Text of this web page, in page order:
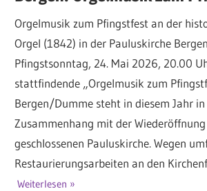
Orgelmusik zum Pfingstfest an der
Orgel (1842) in der Pauluskirche
Pfingstsonntag, 24. Mai 2026, 20.00
stattfindende „Orgelmusik zum
Bergen/Dumme steht in diesem Jahr
Zusammenhang mit der
geschlossenen Pauluskirche. Wegen
Restaurierungsarbeiten an den
Weiterlesen